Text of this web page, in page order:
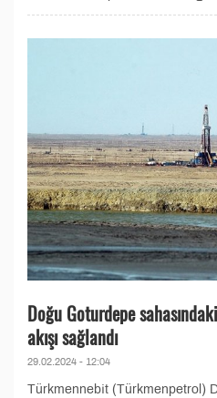
Doğu Goturdepe
akışı sağlandı
29.02.2024 - 12:04
Türkmennebit (Türkmenpetrol)